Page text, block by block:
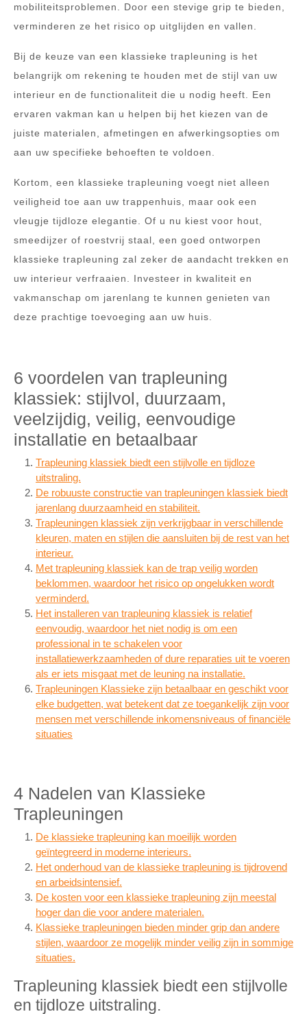
mobiliteitsproblemen. Door een stevige grip te bieden,
verminderen ze het risico op uitglijden en vallen.
Bij de keuze van een klassieke trapleuning is het
belangrijk om rekening te houden met de stijl van uw
interieur en de functionaliteit die u nodig heeft. Een
ervaren vakman kan u helpen bij het kiezen van de
juiste materialen, afmetingen en afwerkingsopties om
aan uw specifieke behoeften te voldoen.
Kortom, een klassieke trapleuning voegt niet alleen
veiligheid toe aan uw trappenhuis, maar ook een
vleugje tijdloze elegantie. Of u nu kiest voor hout,
smeedijzer of roestvrij staal, een goed ontworpen
klassieke trapleuning zal zeker de aandacht trekken en
uw interieur verfraaien. Investeer in kwaliteit en
vakmanschap om jarenlang te kunnen genieten van
deze prachtige toevoeging aan uw huis.
6 voordelen van trapleuning
klassiek: stijlvol, duurzaam,
veelzijdig, veilig, eenvoudige
installatie en betaalbaar
Trapleuning klassiek biedt een stijlvolle en tijdloze
uitstraling.
De robuuste constructie van trapleuningen klassiek biedt
jarenlang duurzaamheid en stabiliteit.
Trapleuningen klassiek zijn verkrijgbaar in verschillende
kleuren, maten en stijlen die aansluiten bij de rest van het
interieur.
Met trapleuning klassiek kan de trap veilig worden
beklommen, waardoor het risico op ongelukken wordt
verminderd.
Het installeren van trapleuning klassiek is relatief
eenvoudig, waardoor het niet nodig is om een
professional in te schakelen voor
installatiewerkzaamheden of dure reparaties uit te voeren
als er iets misgaat met de leuning na installatie.
Trapleuningen Klassieke zijn betaalbaar en geschikt voor
elke budgetten, wat betekent dat ze toegankelijk zijn voor
mensen met verschillende inkomensniveaus of financiële
situaties
4 Nadelen van Klassieke
Trapleuningen
De klassieke trapleuning kan moeilijk worden
geïntegreerd in moderne interieurs.
Het onderhoud van de klassieke trapleuning is tijdrovend
en arbeidsintensief.
De kosten voor een klassieke trapleuning zijn meestal
hoger dan die voor andere materialen.
Klassieke trapleuningen bieden minder grip dan andere
stijlen, waardoor ze mogelijk minder veilig zijn in sommige
situaties.
Trapleuning klassiek biedt een stijlvolle
en tijdloze uitstraling.